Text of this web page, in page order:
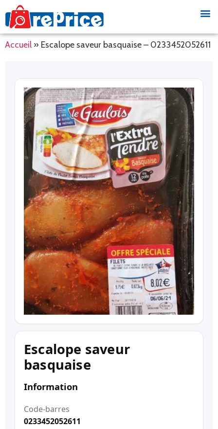
Accueil » Escalope saveur basquaise – 0233452052611
Escalope saveur
basquaise
Information
Code-barres
0233452052611